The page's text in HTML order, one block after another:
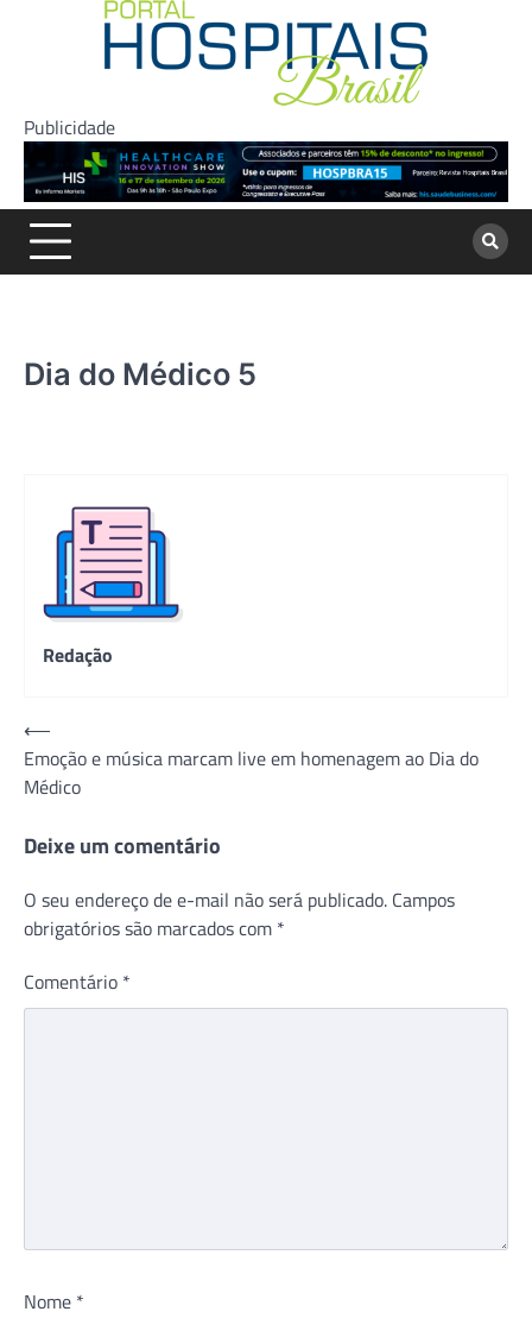
Publicidade
Dia do Médico 5
Redação
Navegação
de
Post
⟵
Emoção e música marcam live em homenagem ao Dia do
Médico
Deixe um comentário
O seu endereço de e-mail não será publicado. Campos
obrigatórios são marcados com *
Comentário *
Nome *